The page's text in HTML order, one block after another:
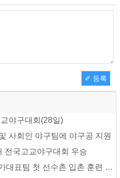
✐ 등록
야구대회(28일)
사회인 야구팀에 야구공 지원
전국고교야구대회 우승
표팀 첫 선수촌 입촌 훈련 지원